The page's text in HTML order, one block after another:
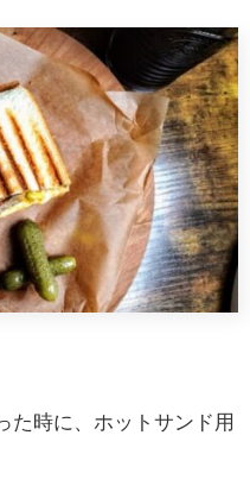
た時に、ホットサンド用